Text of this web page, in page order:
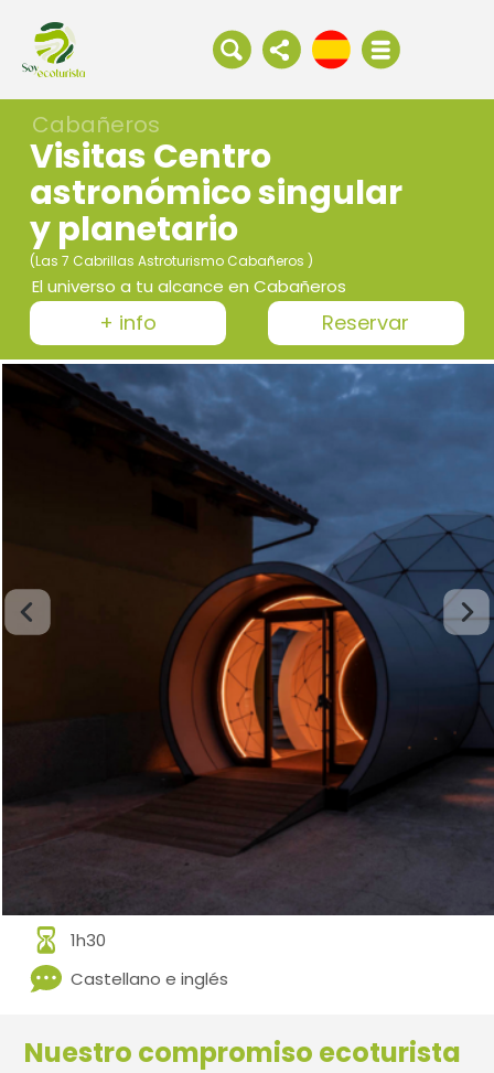
Cabañeros
Visitas Centro
astronómico singular
y planetario
(Las 7 Cabrillas Astroturismo Cabañeros )
El universo a tu alcance en Cabañeros
+ info Reservar
1h30
Castellano e inglés
Nuestro compromiso ecoturista